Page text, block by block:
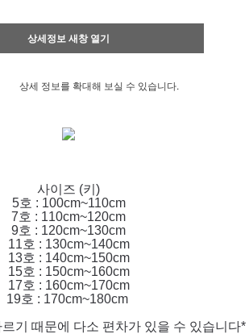
상세정보 새창 열기
상세 정보를 확대해 보실 수 있습니다.
사이즈 (키)
5호 : 100cm~110cm
7호 : 110cm~120cm
9호 : 120cm~130cm
11호 : 130cm~140cm
13호 : 140cm~150cm
15호 : 150cm~160cm
17호 : 160cm~170cm
19호 : 170cm~180cm
기 때문에 다소 편차가 있을 수 있습니다*